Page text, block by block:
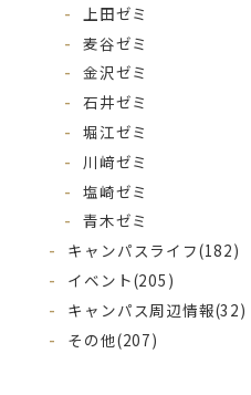
上田ゼミ
麦谷ゼミ
金沢ゼミ
石井ゼミ
堀江ゼミ
川﨑ゼミ
塩崎ゼミ
青木ゼミ
キャンパスライフ(182)
イベント(205)
キャンパス周辺情報(32)
その他(207)